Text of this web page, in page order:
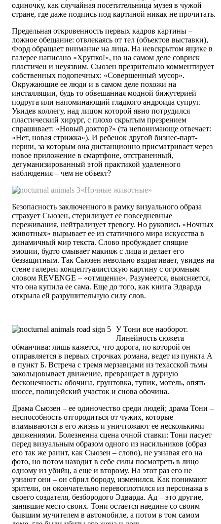
одиночку, как случайная посетительница музея в чужой
стране, где даже подпись под картиной никак не прочитать.
Предельная откровенность первых кадров картины –
ложное обещание: отвлекаясь от тел (объектов выставки),
Форд обращает внимание на лица. На невскрытом ящике в
галерее написано «Хрупко!», но на самом деле совриск
пластичен и неуязвим. Сьюзен презрительно комментирует
собственных подопечных: «Совершенный мусор».
Окружающие ее люди и в самом деле похожи на
инсталляции, будь то обвешанная модной бижутерией
подруга или напоминающий гладкого андроида супруг.
Увидев коллегу, над лицом которой явно потрудился
пластический хирург, с плохо скрытым презрением
спрашивает: «Новый доктор?» (та непонимающе отвечает:
«Нет, новая стрижка»). И ребенок другой бизнес-парт­
нерши, за которым она дистанционно присматривает через
новое приложение в смартфоне, отстраненный,
дегуманизированный этой практикой удаленного
наблюдения – чем не объект?
«Ночные животные»
Безопасность заключенного в рамку визуального образа
страхует Сьюзен, стерилизует ее повседневные
переживания, нейтрализует тревогу. Но рукопись «Ночных
животных» вырывает ее из статичного мира искусства в
динамичный мир текста. Слово пробуждает спящие
эмоции, будто смывает макияж с лица и делает его
беззащитным. Так Сьюзен невольно вздрагивает, увидев на
стене галереи концептуалистскую картину с огромным
словом REVENGE – «отмщение». Разумеется, выясняется,
что она купила ее сама. Еще до того, как книга Эдварда
открыла ей разрушительную силу слов.
У Тони все наоборот.
Линейность сюжета
обманчива: лишь кажется, что дорога, по которой он
отправляется в первых строчках романа, ведет из пункта А
в пункт Б. Встреча с тремя мерзавцами из техасской тьмы
закольцовывает движение, превращает в дурную
бесконечность: обочина, грунтовка, тупик, мотель, опять
шоссе, полицейский участок и снова обочина.
Драма Сьюзен – ее одиночество среди людей; драма Тони –
неспособность отгородиться от чужих, которые
вламываются в его жизнь и уничтожают ее несколькими
движениями. Болезненна сцена очной ставки: Тони пасует
перед визуальным образом одного из насильников (образ
его так же ранит, как Сьюзен – слово), не узнавая его на
фото, но потом находит в себе силы посмотреть в лицо
одному из убийц, а еще и второму. На этот раз его не
узнают они – он сбрил бороду, изменился. Как понимают
зрители, он окончательно перевоплотился из персонажа в
своего создателя, безбородого Эдварда. Ад – это другие,
занявшие место своих. Тони остается наедине со своим
бывшим мучителем в автомобиле, а потом в том самом